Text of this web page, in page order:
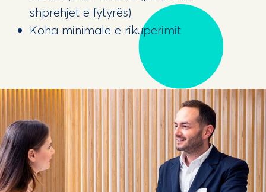
shprehjet e fytyrës)
Koha minimale e rikuperimit